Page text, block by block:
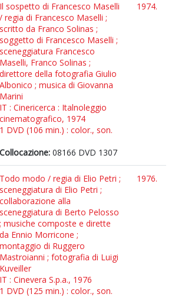
Il sospetto di Francesco Maselli
/ regia di Francesco Maselli ;
scritto da Franco Solinas ;
soggetto di Francesco Maselli ;
sceneggiatura Francesco
Maselli, Franco Solinas ;
direttore della fotografia Giulio
Albonico ; musica di Giovanna
Marini
IT : Cinericerca : Italnoleggio
cinematografico, 1974
1 DVD (106 min.) : color., son.
Collocazione: 08166 DVD 1307
1974.
Todo modo / regia di Elio Petri ;
sceneggiatura di Elio Petri ;
collaborazione alla
sceneggiatura di Berto Pelosso
; musiche composte e dirette
da Ennio Morricone ;
montaggio di Ruggero
Mastroianni ; fotografia di Luigi
Kuveiller
IT : Cinevera S.p.a., 1976
1 DVD (125 min.) : color., son.
1976.